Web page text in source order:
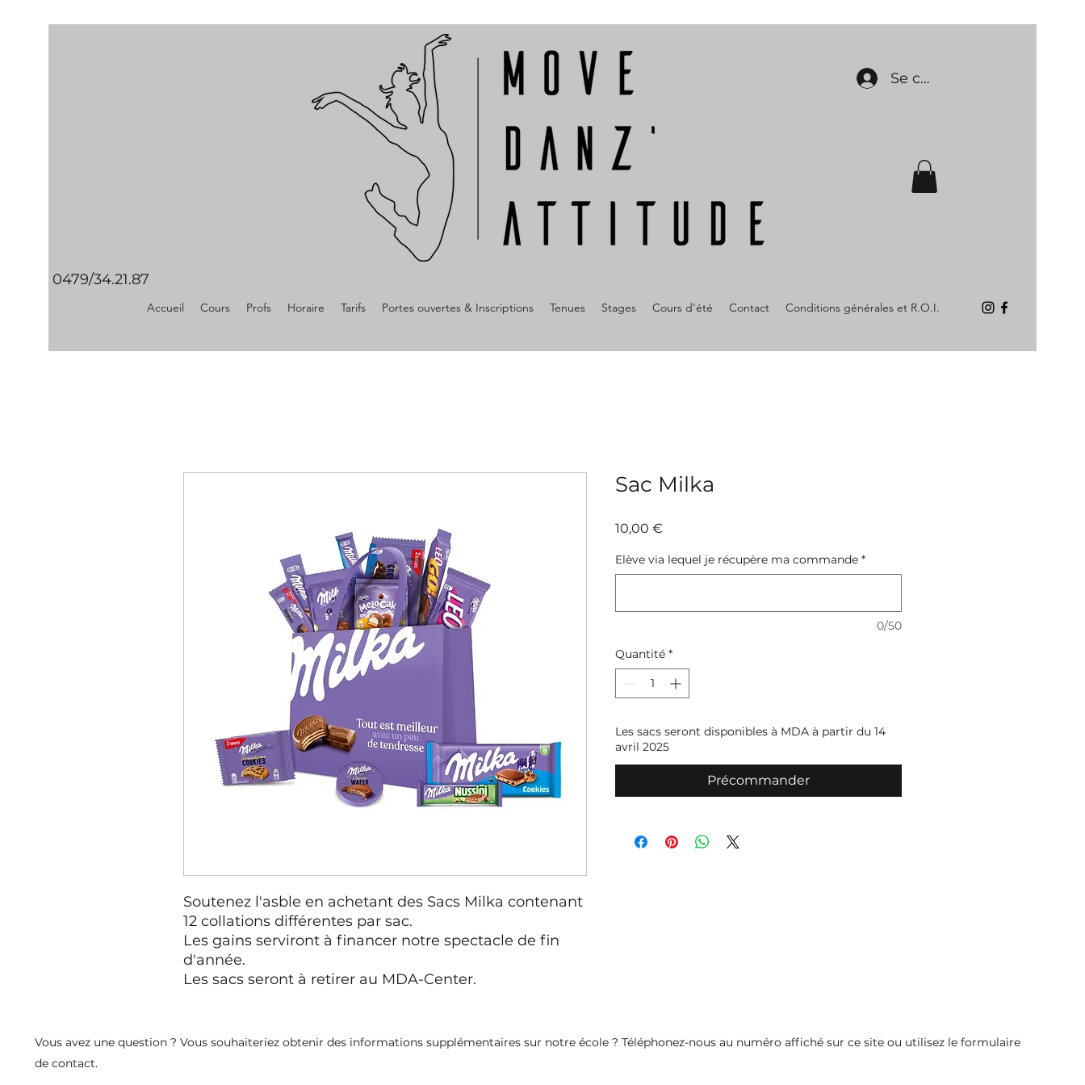
0479/34.21.87
Se connecter
Accueil Cours Profs Horaire Tarifs Portes ouvertes & Inscriptions Tenues Stages Cours d'été Contact Conditions générales et R.O.I.
Soutenez l'asble en achetant des Sacs Milka contenant
12 collations différentes par sac.
Les gains serviront à financer notre spectacle de fin
d'année.
Les sacs seront à retirer au MDA-Center.
Sac Milka
10,00 €
Elève via lequel je récupère ma commande *
0/50
Quantité *
Les sacs seront disponibles à MDA à partir du 14
avril 2025
Précommander
Vous avez une question ? Vous souhaiteriez obtenir des informations supplémentaires sur notre école ? Téléphonez-nous au numéro affiché sur ce site ou utilisez le formulaire
de contact.